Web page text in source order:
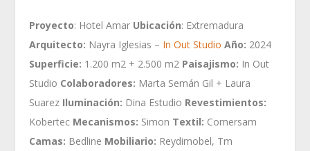
Proyecto: Hotel Amar Ubicación: Extremadura
Arquitecto: Nayra Iglesias – In Out Studio Año: 2024
Superficie: 1.200 m2 + 2.500 m2 Paisajismo: In Out
Studio Colaboradores: Marta Semán Gil + Laura
Suarez Iluminación: Dina Estudio Revestimientos:
Kobertec Mecanismos: Simon Textil: Comersam
Camas: Bedline Mobiliario: Reydimobel, Tm